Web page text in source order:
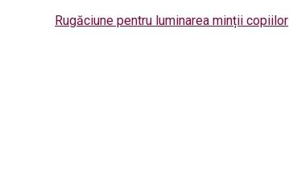
Rugăciune pentru luminarea minții copiilor